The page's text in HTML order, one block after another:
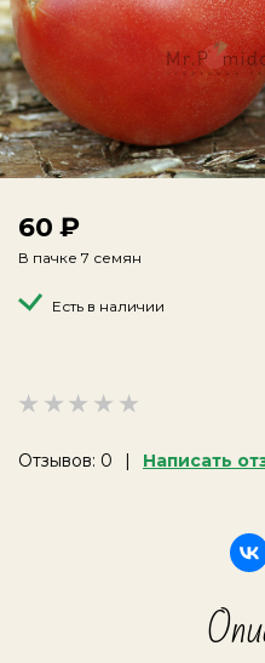
Отзывов: 0 Написать
60
В пачке 7 семян
Есть в наличии